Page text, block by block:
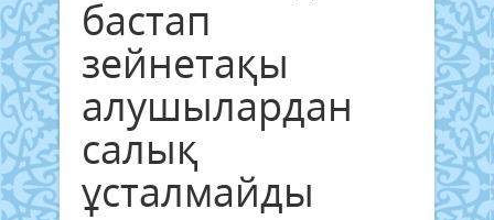
бастап
зейнетақы
алушылардан
салық
ұсталмайды